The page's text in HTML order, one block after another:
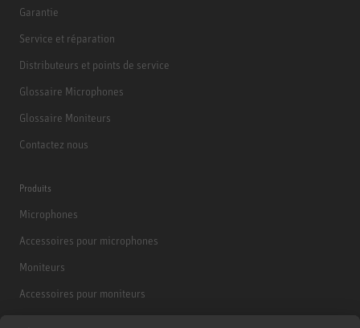
Garantie
Service et réparation
Distributeurs et points de service
Glossaire Microphones
Glossaire Moniteurs
Contactez nous
Produits
Microphones
Accessoires pour microphones
Moniteurs
Accessoires pour moniteurs